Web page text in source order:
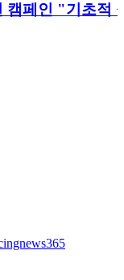
캠페인 "기초적